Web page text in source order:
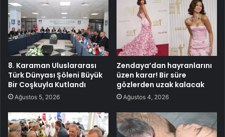
8. Karaman Uluslararası
Türk Dünyası Şöleni Büyük
Bir Coşkuyla Kutlandı
Ağustos 5, 2026
Zendaya’dan hayranlarını
üzen karar! Bir süre
gözlerden uzak kalacak
Ağustos 4, 2026